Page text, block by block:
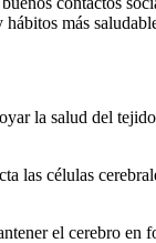
más
la salud del
células
el cerebro en